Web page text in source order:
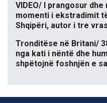
VIDEO/ I prangosur
momenti i ekstradimit
Shqipëri, autor i tre
Tronditëse në Britani/
nga kati i nëntë dhe
shpëtojnë foshnjën e